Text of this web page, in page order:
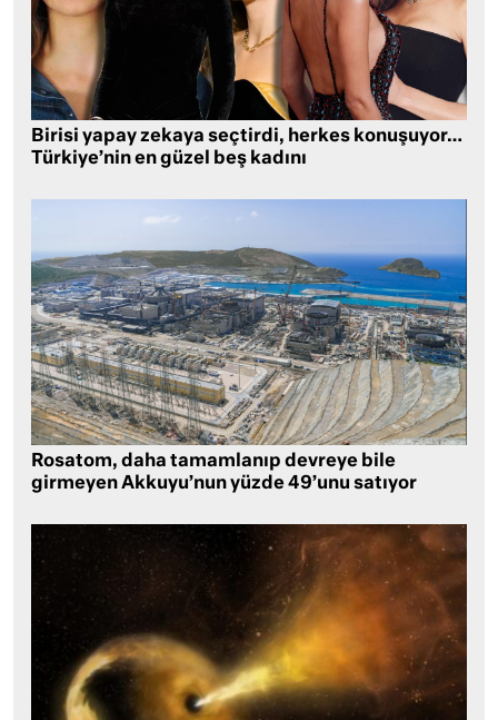
Birisi yapay zekaya seçtirdi, herkes konuşuyor…
Türkiye’nin en güzel beş kadını
Rosatom, daha tamamlanıp devreye bile
girmeyen Akkuyu’nun yüzde 49’unu satıyor